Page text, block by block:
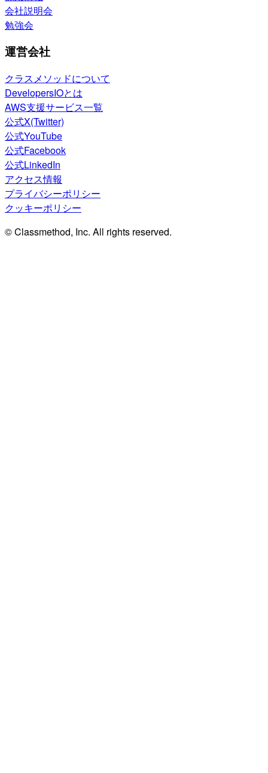
会社説明会
勉強会
運営会社
クラスメソッドについて
DevelopersIOとは
AWS支援サービス一覧
公式X(Twitter)
公式YouTube
公式Facebook
公式LinkedIn
アクセス情報
プライバシーポリシー
クッキーポリシー
© Classmethod, Inc. All rights reserved.